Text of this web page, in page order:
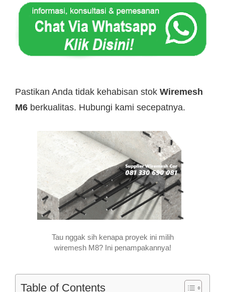
Pastikan Anda tidak kehabisan stok Wiremesh
M6 berkualitas. Hubungi kami secepatnya.
Tau nggak sih kenapa proyek ini milih
wiremesh M8? Ini penampakannya!
Table of Contents